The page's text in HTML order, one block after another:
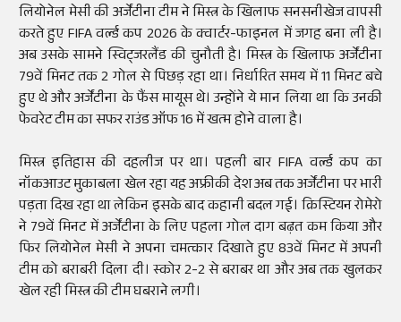
लियोनेल मेसी की अर्जेंटीना टीम ने मिस्त्र के खिलाफ सनसनीखेज वापसी
करते हुए FIFA वर्ल्ड कप 2026 के क्वार्टर-फाइनल में जगह बना ली है।
अब उसके सामने स्विट्जरलैंड की चुनौती है। मिस्त्र के खिलाफ अर्जेंटीना
79वें मिनट तक 2 गोल से पिछड़ रहा था। निर्धारित समय में 11 मिनट बचे
हुए थे और अर्जेंटीना के फैंस मायूस थे। उन्होंने ये मान लिया था कि उनकी
फेवरेट टीम का सफर राउंड ऑफ 16 में खत्म होने वाला है।
मिस्त्र इतिहास की दहलीज पर था। पहली बार FIFA वर्ल्ड कप का
नॉकआउट मुकाबला खेल रहा यह अफ्रीकी देश अब तक अर्जेंटीना पर भारी
पड़ता दिख रहा था लेकिन इसके बाद कहानी बदल गई। क्रिस्टियन रोमेरो
ने 79वें मिनट में अर्जेंटीना के लिए पहला गोल दाग बढ़त कम किया और
फिर लियोनेल मेसी ने अपना चमत्कार दिखाते हुए 83वें मिनट में अपनी
टीम को बराबरी दिला दी। स्कोर 2-2 से बराबर था और अब तक खुलकर
खेल रही मिस्त्र की टीम घबराने लगी।